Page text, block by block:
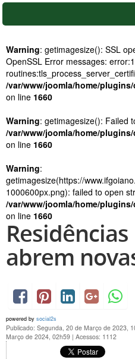
Warning: getimagesize(): SSL
OpenSSL Error messages:
/var/www/joomla/home/
on line 1660
Warning: getimagesize(): Failed
/var/www/joomla/home/
on line 1660
Warning:
getimagesize(https://
1000600px.png): failed to open
/var/www/joomla/home/
on line 1660
abrem
powered by social2s
Publicado: Segunda, 20 de Março de 2023,
Março de 2024, 02h59 | Acessos: 1112